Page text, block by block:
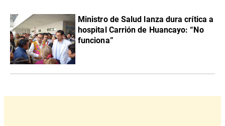
Ministro de Salud lanza dura crítica a
hospital Carrión de Huancayo: “No
funciona”